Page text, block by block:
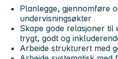
Planlegge, gjennomføre
undervisningsøkter
Skape gode relasjoner
trygt, godt og
Arbeide strukturert med